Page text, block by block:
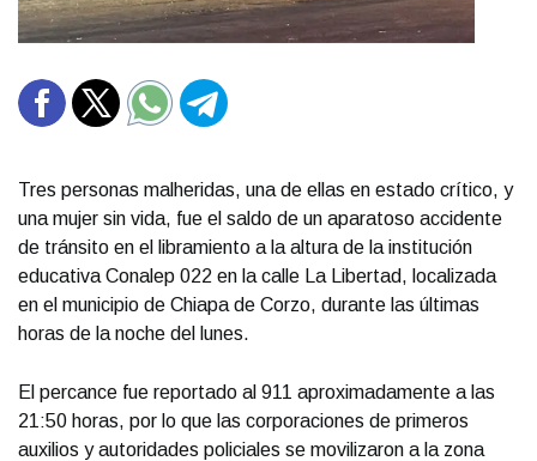
Tres personas malheridas, una de ellas en estado crítico, y
una mujer sin vida, fue el saldo de un aparatoso accidente
de tránsito en el libramiento a la altura de la institución
educativa Conalep 022 en la calle La Libertad, localizada
en el municipio de Chiapa de Corzo, durante las últimas
horas de la noche del lunes.
El percance fue reportado al 911 aproximadamente a las
21:50 horas, por lo que las corporaciones de primeros
auxilios y autoridades policiales se movilizaron a la zona